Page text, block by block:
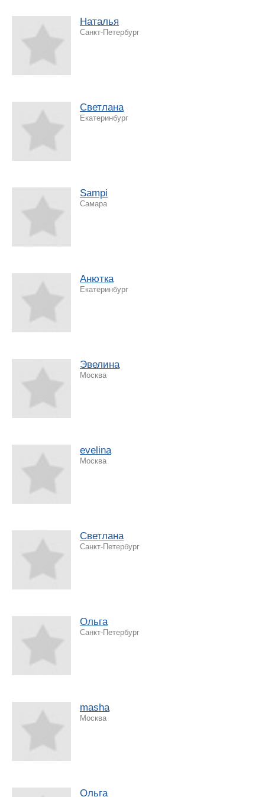
Наталья
Санкт-Петербург
Светлана
Екатеринбург
Sampi
Самара
Анютка
Екатеринбург
Эвелина
Москва
evelina
Москва
Светлана
Санкт-Петербург
Ольга
Санкт-Петербург
masha
Москва
Ольга